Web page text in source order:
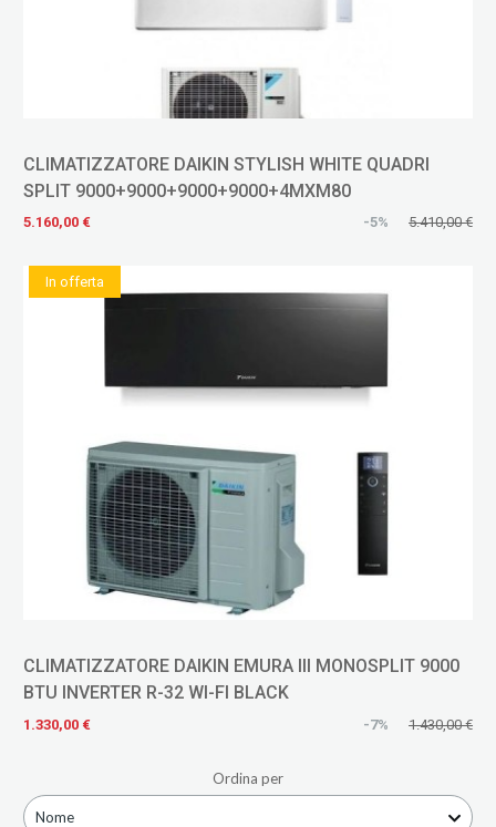
CLIMATIZZATORE DAIKIN STYLISH WHITE QUADRI
SPLIT 9000+9000+9000+9000+4MXM80
5.160,00 € -5% 5.410,00 €
In offerta
CLIMATIZZATORE DAIKIN EMURA III MONOSPLIT 9000
BTU INVERTER R-32 WI-FI BLACK
1.330,00 € -7% 1.430,00 €
Ordina per
Nome